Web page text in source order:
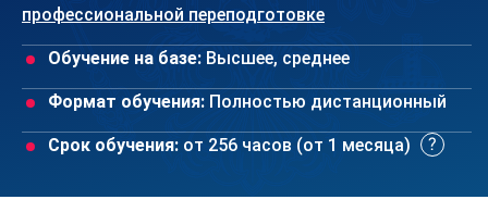
профессиональной переподготовке
Обучение на базе: Высшее, среднее
Формат обучения: Полностью дистанционный
Срок обучения: от 256 часов (от 1 месяца)